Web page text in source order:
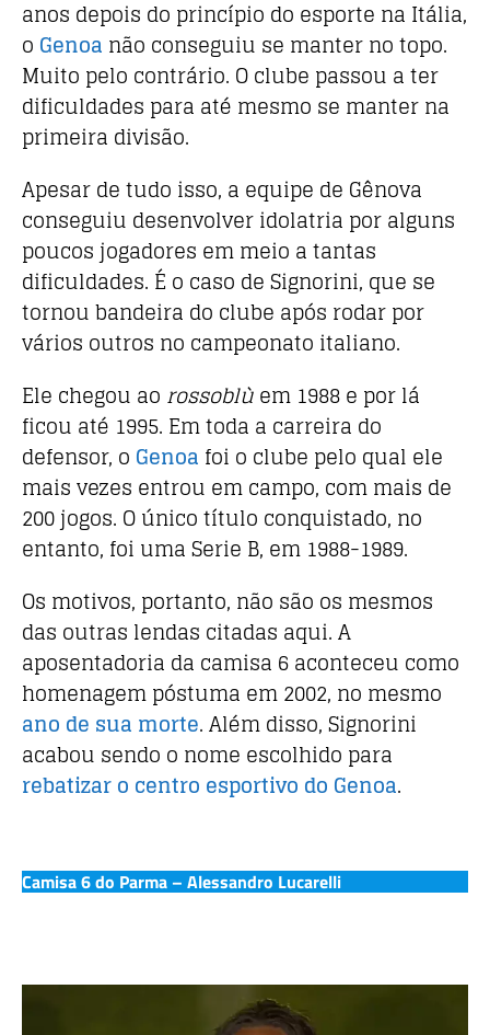
anos depois do princípio do esporte na Itália,
o Genoa não conseguiu se manter no topo.
Muito pelo contrário. O clube passou a ter
dificuldades para até mesmo se manter na
primeira divisão.
Apesar de tudo isso, a equipe de Gênova
conseguiu desenvolver idolatria por alguns
poucos jogadores em meio a tantas
dificuldades. É o caso de Signorini, que se
tornou bandeira do clube após rodar por
vários outros no campeonato italiano.
Ele chegou ao rossoblùem 1988 e por lá
ficou até 1995. Em toda a carreira do
defensor, o Genoa foi o clube pelo qual ele
mais vezes entrou em campo, com mais de
200 jogos. O único título conquistado, no
entanto, foi uma Serie B, em 1988-1989.
Os motivos, portanto, não são os mesmos
das outras lendas citadas aqui. A
aposentadoria da camisa 6 aconteceu como
homenagem póstuma em 2002, no mesmo
ano de sua morte. Além disso, Signorini
acabou sendo o nome escolhido para
rebatizar o centro esportivo do Genoa.
Camisa 6 do Parma – Alessandro Lucarelli